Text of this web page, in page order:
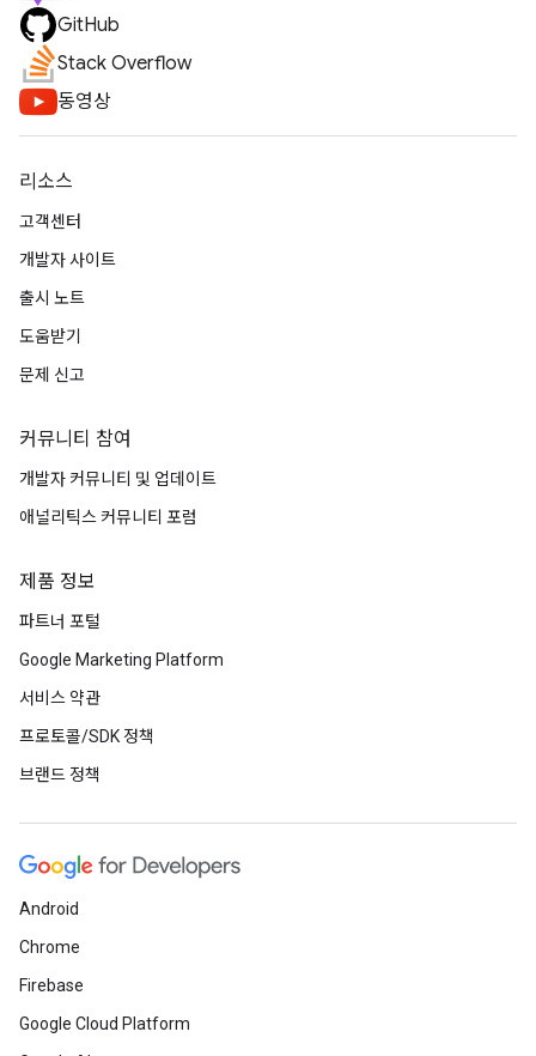
GitHub
Stack Overflow
동영상
리소스
고객센터
개발자 사이트
출시 노트
도움받기
문제 신고
커뮤니티 참여
개발자 커뮤니티 및 업데이트
애널리틱스 커뮤니티 포럼
제품 정보
파트너 포털
Google Marketing Platform
서비스 약관
프로토콜/SDK 정책
브랜드 정책
Android
Chrome
Firebase
Google Cloud Platform